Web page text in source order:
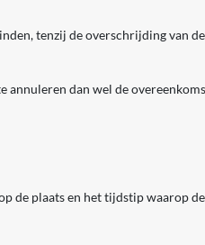
tenzij de overschrijding van
annuleren dan wel de
de plaats en het tijdstip waarop